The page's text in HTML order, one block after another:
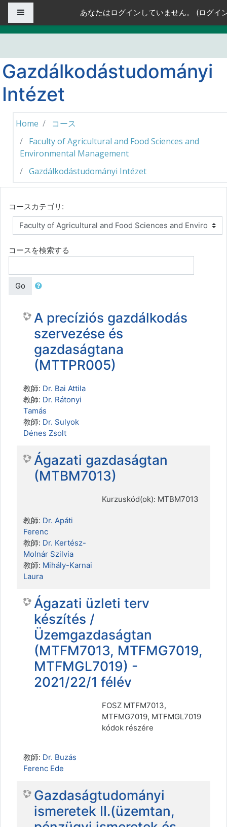
メインコンテンツへスキップする
あなたはログインしていません。 (ログイ
Gazdálkodástudományi
Intézet
Home
コース
Faculty of Agricultural and Food Sciences and
Environmental Management
Gazdálkodástudományi Intézet
コースカテゴリ:
コースを検索する
Go
A precíziós gazdálkodás
szervezése és
gazdaságtana
(MTTPR005)
教師: Dr. Bai Attila
教師: Dr. Rátonyi
Tamás
教師: Dr. Sulyok
Dénes Zsolt
Ágazati gazdaságtan
(MTBM7013)
Kurzuskód(ok): MTBM7013
教師: Dr. Apáti
Ferenc
教師: Dr. Kertész-
Molnár Szilvia
教師: Mihály-Karnai
Laura
Ágazati üzleti terv
készítés /
Üzemgazdaságtan
(MTFM7013, MTFMG7019,
MTFMGL7019) -
2021/22/1 félév
FOSZ MTFM7013,
MTFMG7019, MTFMGL7019
kódok részére
教師: Dr. Buzás
Ferenc Ede
Gazdaságtudományi
ismeretek II.(üzemtan,